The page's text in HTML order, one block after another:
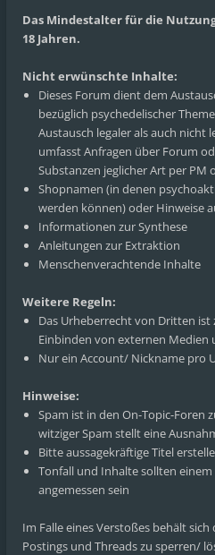
Das Mindestalter für die
18 Jahren.
Nicht erwünschte Inhalte:
Dieses Forum dient dem
bezüglich psychedelischer
Austausch legaler als auch nicht
umfasst Anfragen über Forum
Substanzen jeglicher Art per PM
Shopnamen (in denen
werden können) oder Hinweise
Informationen zur Synthese
Anleitungen zur Extraktion
Menschenverachtende Inhalte
Weitere Regeln:
Das Urheberrecht von Dritten ist
Einbinden von externen Medien
Nur ein Account/ Nickname pro
Hinweise:
Spam ist in den On-Topic-Foren
witziger Spam stellt eine
Bitte aussagekräftige Titel
Tonfall und Inhalte sollten
angemessen sein
Im Falle eines Verstoßes behält
Postings und Threads zu sperren/